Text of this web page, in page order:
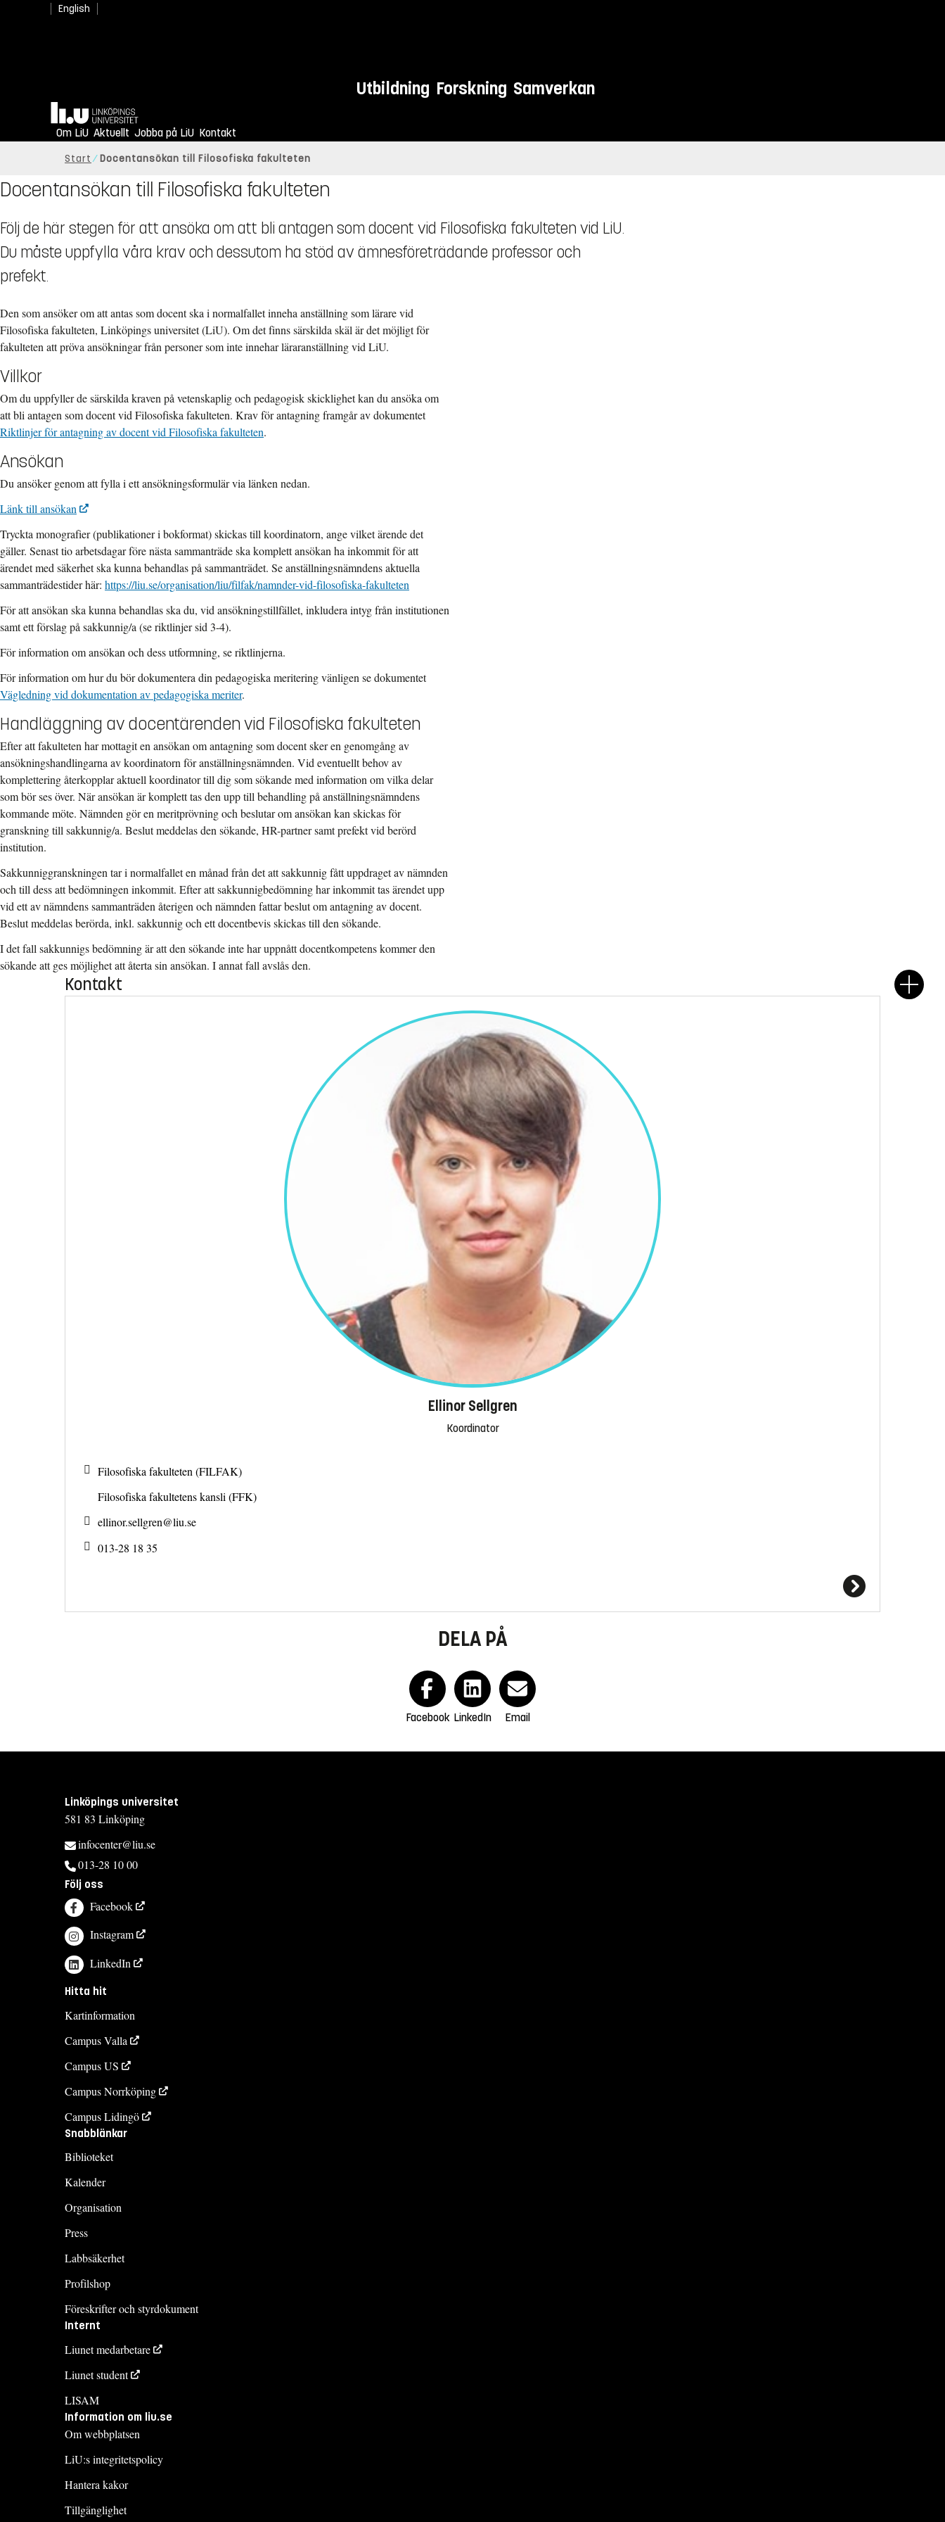
English
Utbildning Forskning Samverkan
Hem
Om LiU Aktuellt Jobba på LiU Kontakt
Start Docentansökan till Filosofiska fakulteten
Docentansökan till Filosofiska fakulteten
Följ de här stegen för att ansöka om att bli antagen som docent vid Filosofiska fakulteten vid LiU.
Du måste uppfylla våra krav och dessutom ha stöd av ämnesföreträdande professor och
prefekt.
Den som ansöker om att antas som docent ska i normalfallet inneha anställning som lärare vid
Filosofiska fakulteten, Linköpings universitet (LiU). Om det finns särskilda skäl är det möjligt för
fakulteten att pröva ansökningar från personer som inte innehar läraranställning vid LiU.
Villkor
Om du uppfyller de särskilda kraven på vetenskaplig och pedagogisk skicklighet kan du ansöka om
att bli antagen som docent vid Filosofiska fakulteten. Krav för antagning framgår av dokumentet
Riktlinjer för antagning av docent vid Filosofiska fakulteten.
Ansökan
Du ansöker genom att fylla i ett ansökningsformulär via länken nedan.
Länk till ansökan
Tryckta monografier (publikationer i bokformat) skickas till koordinatorn, ange vilket ärende det
gäller. Senast tio arbetsdagar före nästa sammanträde ska komplett ansökan ha inkommit för att
ärendet med säkerhet ska kunna behandlas på sammanträdet. Se anställningsnämndens aktuella
sammanträdestider här: https://liu.se/organisation/liu/filfak/namnder-vid-filosofiska-fakulteten
För att ansökan ska kunna behandlas ska du, vid ansökningstillfället, inkludera intyg från institutionen
samt ett förslag på sakkunnig/a (se riktlinjer sid 3-4).
För information om ansökan och dess utformning, se riktlinjerna.
För information om hur du bör dokumentera din pedagogiska meritering vänligen se dokumentet
Vägledning vid dokumentation av pedagogiska meriter.
Handläggning av docentärenden vid Filosofiska fakulteten
Efter att fakulteten har mottagit en ansökan om antagning som docent sker en genomgång av
ansökningshandlingarna av koordinatorn för anställningsnämnden. Vid eventuellt behov av
komplettering återkopplar aktuell koordinator till dig som sökande med information om vilka delar
som bör ses över. När ansökan är komplett tas den upp till behandling på anställningsnämndens
kommande möte. Nämnden gör en meritprövning och beslutar om ansökan kan skickas för
granskning till sakkunnig/a. Beslut meddelas den sökande, HR-partner samt prefekt vid berörd
institution.
Sakkunniggranskningen tar i normalfallet en månad från det att sakkunnig fått uppdraget av nämnden
och till dess att bedömningen inkommit. Efter att sakkunnigbedömning har inkommit tas ärendet upp
vid ett av nämndens sammanträden återigen och nämnden fattar beslut om antagning av docent.
Beslut meddelas berörda, inkl. sakkunnig och ett docentbevis skickas till den sökande.
I det fall sakkunnigs bedömning är att den sökande inte har uppnått docentkompetens kommer den
sökande att ges möjlighet att återta sin ansökan. I annat fall avslås den.
Kontakt
Ellinor Sellgren
Koordinator
Filosofiska fakulteten (FILFAK)
Filosofiska fakultetens kansli (FFK)
ellinor.sellgren@liu.se
013-28 18 35
DELA PÅ
Facebook LinkedIn Email
Linköpings universitet
581 83 Linköping
infocenter@liu.se
013-28 10 00
Följ oss
Facebook
Instagram
LinkedIn
Hitta hit
Kartinformation
Campus Valla
Campus US
Campus Norrköping
Campus Lidingö
Snabblänkar
Biblioteket
Kalender
Organisation
Press
Labbsäkerhet
Profilshop
Föreskrifter och styrdokument
Internt
Liunet medarbetare
Liunet student
LISAM
Information om liu.se
Om webbplatsen
LiU:s integritetspolicy
Hantera kakor
Tillgänglighet